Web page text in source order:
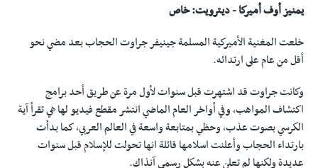
يمنيز أوف أميركا - ديترويت: خاص
خلعت المغنية الأميركية المسلمة جينيفر جراوت الحجاب بعد مضي نحو
أقل من عام على ارتدائه.
وكانت جراوت قد اشتهرت قبل سنوات لأول مرة عن طريق أحد برامج
اكتشاف المواهب، وفي أواخر العام الماضي انتشر مقطع فيديو لها هي تقرأ آية
الكرسي بصوت عذب، وحظي بمتابعة واسعة في العالم العربي، كما بدأت
بارتداء الحجاب وأعلنت اسلامها قائلة انها تحولت للإسلام قبل سنوات
عديدة ولكنها لم تعلن عنه بشكل رسمي آنذاك.